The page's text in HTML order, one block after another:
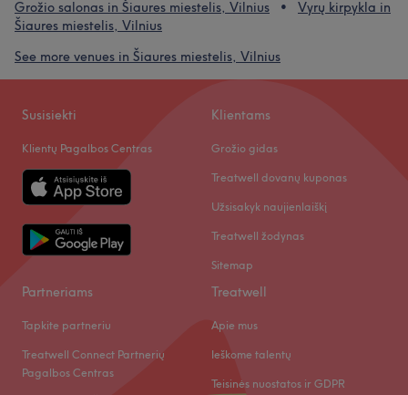
Grožio salonas in Šiaures miestelis, Vilnius
Vyrų kirpykla in
Šiaures miestelis, Vilnius
See more venues in Šiaures miestelis, Vilnius
Susisiekti
Klientų Pagalbos Centras
Klientams
Grožio gidas
Treatwell dovanų kuponas
Užsisakyk naujienlaiškį
Treatwell žodynas
Sitemap
Partneriams
Tapkite partneriu
Treatwell Connect Partnerių
Pagalbos Centras
Treatwell
Apie mus
Ieškome talentų
Teisinės nuostatos ir GDPR